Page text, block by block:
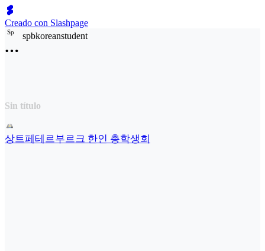
Creado con Slashpage
Sp spbkoreanstudent
Sin título
상트페테르부르크 한인 총학생회